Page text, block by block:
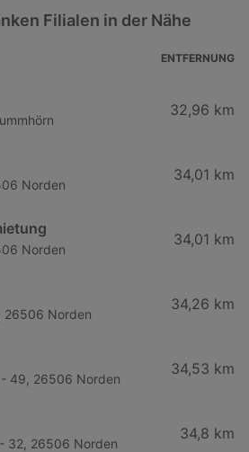
Filialen in der Nähe
ENTFERNUNG
32,96 km
Norden
34,01 km
Norden
34,01 km
26506 Norden
34,26 km
49, 26506 Norden
34,53 km
32, 26506 Norden
34,8 km